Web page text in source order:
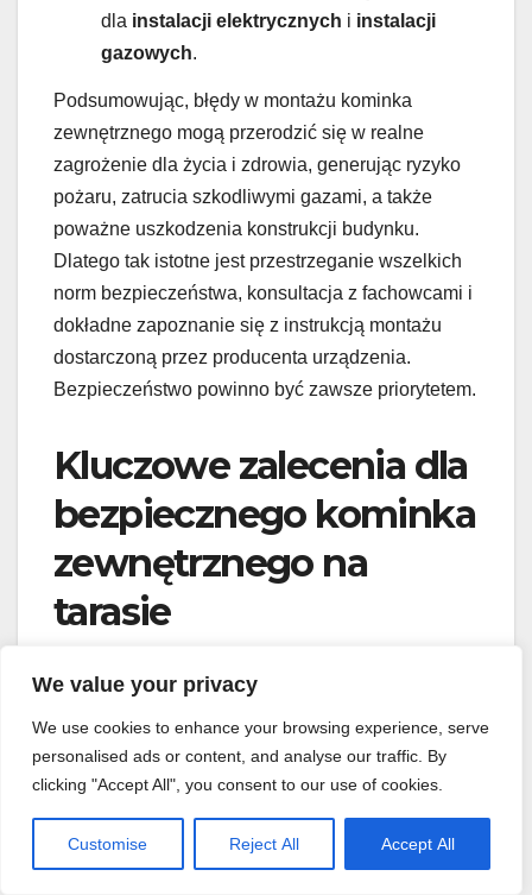
We value your privacy
We use cookies to enhance your browsing experience, serve
personalised ads or content, and analyse our traffic. By
clicking "Accept All", you consent to our use of cookies.
Customise Reject All Accept All
dla instalacji elektrycznych i instalacji
gazowych.
Podsumowując, błędy w montażu kominka
zewnętrznego mogą przerodzić się w realne
zagrożenie dla życia i zdrowia, generując ryzyko
pożaru, zatrucia szkodliwymi gazami, a także
poważne uszkodzenia konstrukcji budynku.
Dlatego tak istotne jest przestrzeganie wszelkich
norm bezpieczeństwa, konsultacja z fachowcami i
dokładne zapoznanie się z instrukcją montażu
dostarczoną przez producenta urządzenia.
Bezpieczeństwo powinno być zawsze priorytetem.
Kluczowe zalecenia dla
bezpiecznego kominka
zewnętrznego na
tarasie
Aspekt Zalecenie
Odległość od
elewacji
Min. 60 cm od ścian
łatwopalnych (30 cm od
Odległość od
Min. 80 cm od mebli,